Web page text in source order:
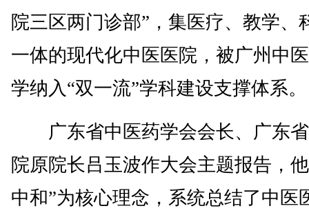
院三区两门诊部”，集医疗、教学、
一体的现代化中医医院，被广州中
学纳入“双一流”学科建设支撑体系。
广东省中医药学会会长、广东
院原院长吕玉波作大会主题报告，
中和”为核心理念，系统总结了中医